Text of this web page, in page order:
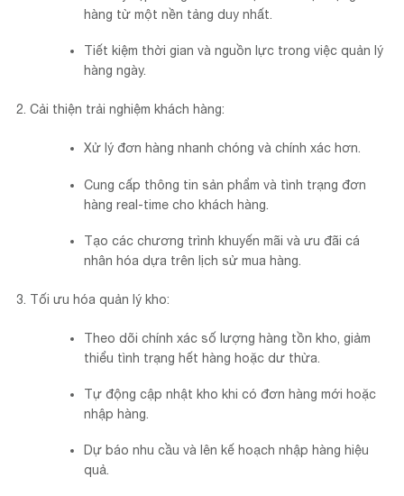
hàng từ một nền tảng duy nhất.
Tiết kiệm thời gian và nguồn lực trong việc quản lý
hàng ngày.
Cải thiện trải nghiệm khách hàng:
Xử lý đơn hàng nhanh chóng và chính xác hơn.
Cung cấp thông tin sản phẩm và tình trạng đơn
hàng real-time cho khách hàng.
Tạo các chương trình khuyến mãi và ưu đãi cá
nhân hóa dựa trên lịch sử mua hàng.
Tối ưu hóa quản lý kho:
Theo dõi chính xác số lượng hàng tồn kho, giảm
thiểu tình trạng hết hàng hoặc dư thừa.
Tự động cập nhật kho khi có đơn hàng mới hoặc
nhập hàng.
Dự báo nhu cầu và lên kế hoạch nhập hàng hiệu
quả.